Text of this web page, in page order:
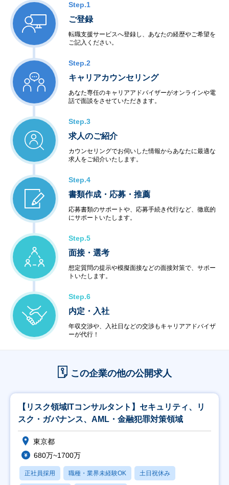
Step.1
ご登録
転職支援サービスへ登録し、あなたの経歴やご希望を
ご記入ください。
Step.2
キャリアカウンセリング
あなた専任のキャリアアドバイザーがオンラインや電
話で面談をさせていただきます。
Step.3
求人のご紹介
カウンセリングでお伺いした情報からあなたに最適な
求人をご紹介いたします。
Step.4
書類作成・応募・推薦
応募書類のサポートや、応募手続き代行など、徹底的
にサポートいたします。
Step.5
面接・選考
想定質問の提示や模擬面接などの面接対策で、サポー
トいたします。
Step.6
内定・入社
年収交渉や、入社日などの交渉もキャリアアドバイザ
ーが代行！
この企業の他の公開求人
【リスク領域ITコンサルタント】セキュリティ、リ
スク・ガバナンス、AML・金融犯罪対策領域
東京都
680万~1700万
正社員採用 職種・業界未経験OK 土日祝休み